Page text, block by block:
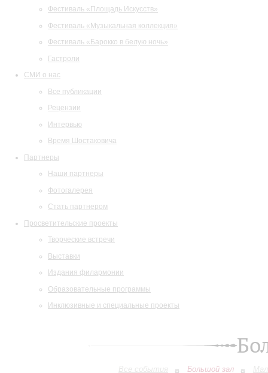
Фестиваль «Площадь Искусств»
Фестиваль «Музыкальная коллекция»
Фестиваль «Барокко в белую ночь»
Гастроли
СМИ о нас
Все публикации
Рецензии
Интервью
Время Шостаковича
Партнеры
Наши партнеры
Фотогалерея
Стать партнером
Просветительские проекты
Творческие встречи
Выставки
Издания филармонии
Образовательные программы
Инклюзивные и специальные проекты
Все события Большой зал